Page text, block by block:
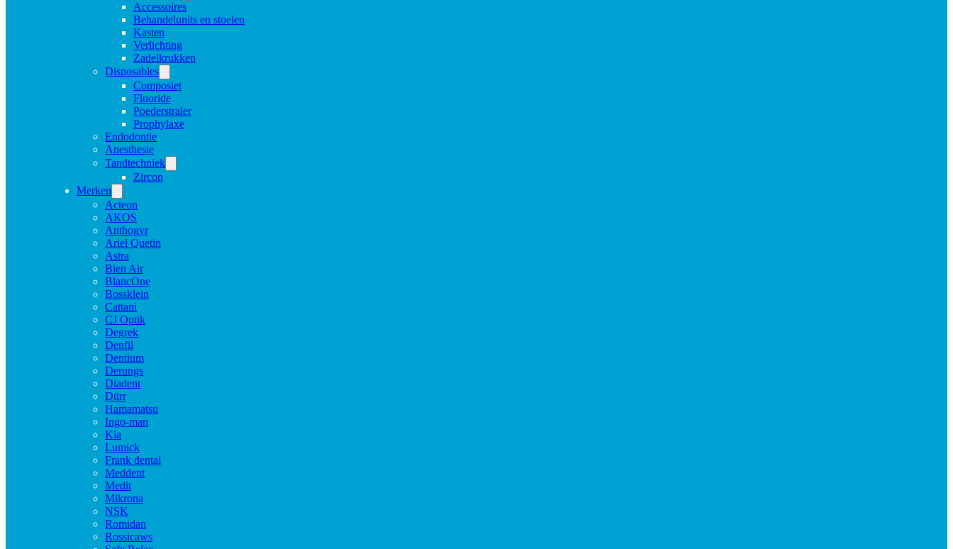
Accessoires
Behandelunits en stoelen
Kasten
Verlichting
Zadelkrukken
Disposables
Composiet
Fluoride
Poederstraler
Prophylaxe
Endodontie
Anesthesie
Tandtechniek
Zircon
Merken
Acteon
AKOS
Anthogyr
Ariel Quetin
Astra
Bien Air
BlancOne
Bossklein
Cattani
CJ Optik
Degrek
Denfil
Dentium
Derungs
Diadent
Dürr
Hamamatsu
Ingo-man
Kia
Lumick
Frank dental
Meddent
Medit
Mikrona
NSK
Romidan
Rossicaws